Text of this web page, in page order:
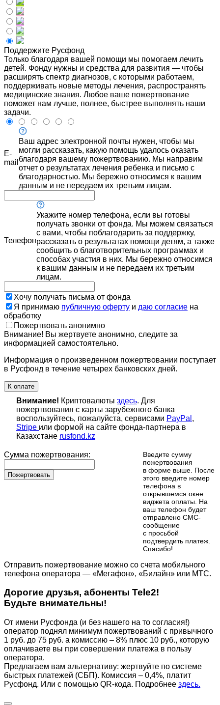
Поддержите Русфонд
Только благодаря вашей помощи мы помогаем лечить
детей. Фонду нужны и средства для развития — чтобы
расширять спектр диагнозов, с которыми работаем,
поддерживать новые методы лечения, распространять
медицинские знания. Любое ваше пожертвование
поможет нам лучше, полнее, быстрее выполнять наши
задачи.
E-
mail
Ваш адрес электронной почты нужен, чтобы мы
могли рассказать, какую помощь удалось оказать
благодаря вашему пожертвованию. Мы направим
отчет о результатах лечения ребенка и письмо с
благодарностью. Мы бережно относимся к вашим
данным и не передаем их третьим лицам.
Телефон
Укажите номер телефона, если вы готовы
получать звонки от фонда. Мы можем связаться
с вами, чтобы поблагодарить за поддержку,
рассказать о результатах помощи детям, а также
сообщить о благотворительных программах и
способах участия в них. Мы бережно относимся
к вашим данным и не передаем их третьим
лицам.
Хочу получать письма от фонда
Я принимаю публичную оферту и даю согласие на
обработку
Пожертвовать анонимно
Внимание! Вы жертвуете анонимно, следите за
информацией самостоятельно.
Информация о произведенном пожертвовании поступает
в Русфонд в течение четырех банковских дней.
К оплате
Внимание! Криптовалюты здесь. Для
пожертвования с карты зарубежного банка
воспользуйтесь, пожалуйста, сервисами PayPal ,
Stripe или формой на сайте фонда-партнера в
Казахстане rusfond.kz
Сумма пожертвования:
Пожертвовать
Введите сумму
пожертвования
в форме выше. После
этого введите номер
телефона в
открывшемся окне
виджета оплаты. На
ваш телефон будет
отправлено СМС-
сообщение
с просьбой
подтвердить платеж.
Cпасибо!
Отправить пожертвование можно со счета мобильного
телефона оператора — «Мегафон», «Билайн» или МТС.
Дорогие друзья, абоненты Tele2!
Будьте внимательны!
От имени Русфонда (и без нашего на то согласия!)
оператор поднял минимум пожертвований с привычного
1 руб. до 75 руб. а комиссию – 8% плюс 10 руб., которую
оплачиваете вы при совершении платежа в пользу
оператора.
Предлагаем вам альтернативу: жертвуйте по cистеме
быстрых платежей (СБП). Комиссия – 0,4%, платит
Русфонд. Или с помощью QR-кода. Подробнее здесь.